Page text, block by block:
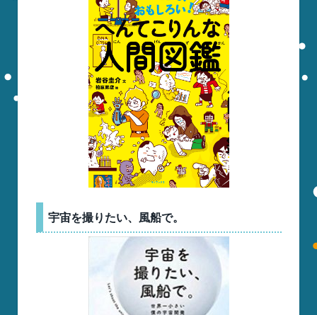
宇宙を撮りたい、風船で。